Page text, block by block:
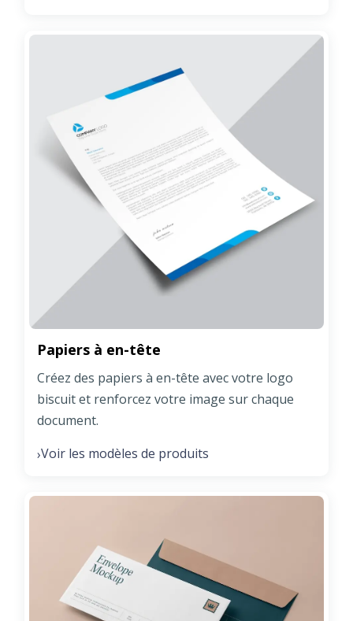
Papiers à en-tête
Créez des papiers à en-tête avec votre logo
biscuit et renforcez votre image sur chaque
document.
›Voir les modèles de produits